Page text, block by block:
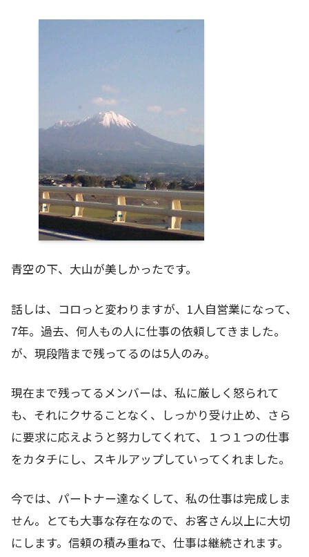
青空の下、大山が美しかったです。
話しは、コロっと変わりますが、1人自営業になって、
7年。過去、何人もの人に仕事の依頼してきました。
が、現段階まで残ってるのは5人のみ。
現在まで残ってるメンバーは、私に厳しく怒られて
も、それにクサることなく、しっかり受け止め、さら
に要求に応えようと努力してくれて、１つ１つの仕事
をカタチにし、スキルアップしていってくれました。
今では、パートナー達なくして、私の仕事は完成しま
せん。とても大事な存在なので、お客さん以上に大切
にします。信頼の積み重ねで、仕事は継続されます。